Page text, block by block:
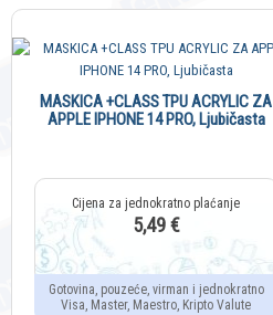
MASKICA +CLASS TPU ACRYLIC ZA
APPLE IPHONE 14 PRO, Ljubičasta
5,49 €
Gotovina, pouzeće, virman i jednokratno
Visa, Master, Maestro, Kripto Valute